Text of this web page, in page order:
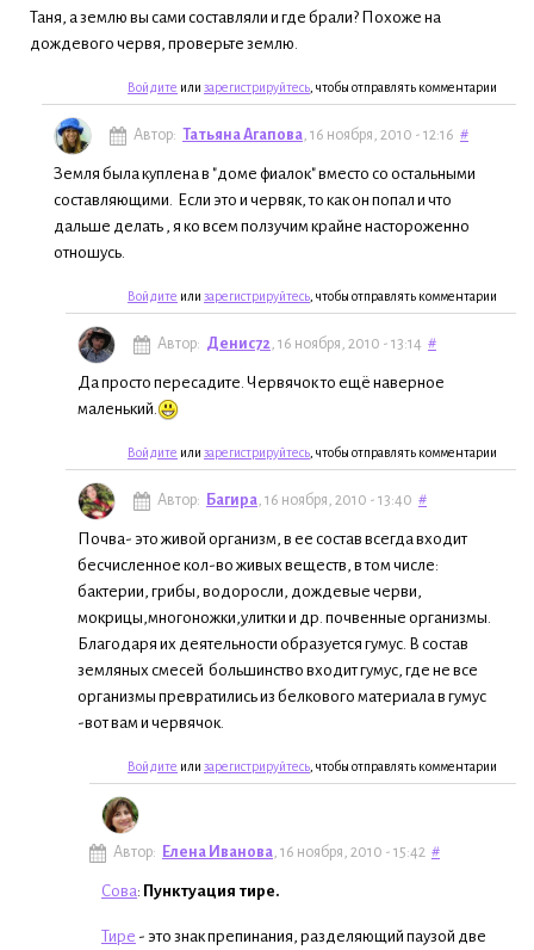
Таня, а землю вы сами составляли и где брали? Похоже на
дождевого червя, проверьте землю.
Войдите или зарегистрируйтесь , чтобы отправлять комментарии
Автор: Татьяна Агапова, 16 ноября, 2010 - 12:16 #
Земля была куплена в "доме фиалок" вместо со остальными
составляющими. Если это и червяк, то как он попал и что
дальше делать , я ко всем ползучим крайне настороженно
отношусь.
Войдите или зарегистрируйтесь , чтобы отправлять комментарии
Автор: Денис72, 16 ноября, 2010 - 13:14 #
Да просто пересадите. Червячок то ещё наверное
маленький.
Войдите или зарегистрируйтесь , чтобы отправлять комментарии
Автор: Багира, 16 ноября, 2010 - 13:40 #
Почва- это живой организм, в ее состав всегда входит
бесчисленное кол-во живых веществ, в том числе:
бактерии, грибы, водоросли, дождевые черви,
мокрицы,многоножки,улитки и др. почвенные организмы.
Благодаря их деятельности образуется гумус. В состав
земляных смесей большинство входит гумус, где не все
организмы превратились из белкового материала в гумус
-вот вам и червячок.
Войдите или зарегистрируйтесь , чтобы отправлять комментарии
Автор: Елена Иванова, 16 ноября, 2010 - 15:42 #
Сова: Пунктуация тире.
Тире - это знак препинания, разделяющий паузой две